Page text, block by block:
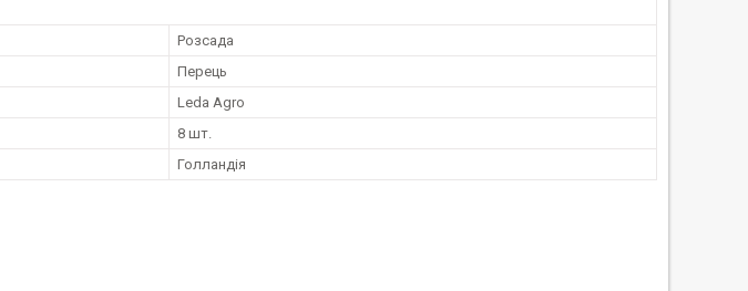
Розсада
Перець
Leda Agro
8 шт.
Голландія